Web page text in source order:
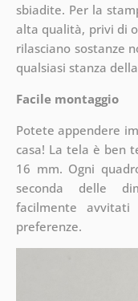
sbiadite. Per la
alta qualità, privi di
rilasciano sostanze
qualsiasi stanza
Facile montaggio
Potete appendere
casa! La tela è ben
16 mm. Ogni
seconda delle
facilmente
preferenze.